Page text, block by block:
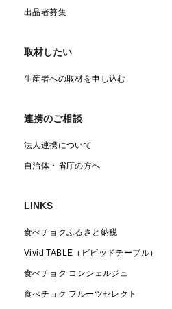
出品者募集
取材したい
生産者への取材を申し込む
連携のご相談
法人連携について
自治体・省庁の方へ
LINKS
食べチョクふるさと納税
Vivid TABLE（ビビッドテーブル）
食べチョク コンシェルジュ
食べチョク フルーツセレクト